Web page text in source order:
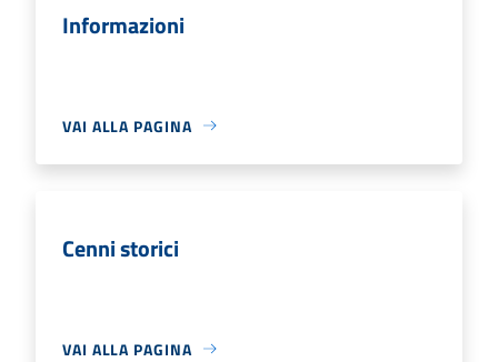
Informazioni
VAI ALLA PAGINA
Cenni storici
VAI ALLA PAGINA